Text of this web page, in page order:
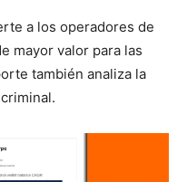
a los operadores de
mayor valor para las
también analiza la